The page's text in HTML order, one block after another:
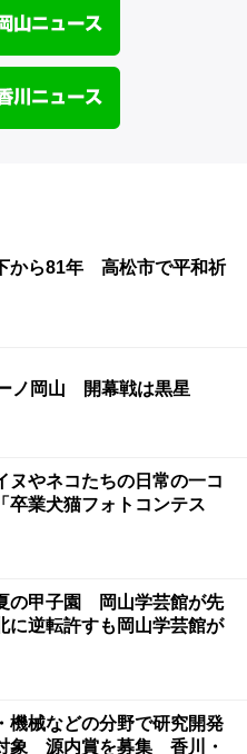
から81年 高松市で平和祈
ノ岡山 開幕戦は黒星
ヌやネコたちの日常の一コ
業犬猫フォトコンテス
の甲子園 岡山学芸館が先
逆転許すも岡山学芸館が
機械などの分野で研究開発
象 源内賞を募集 香川・